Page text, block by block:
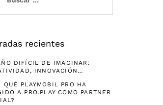
recientes
DIFÍCIL DE IMAGINAR:
INNOVACIÓN…
QUÉ PLAYMOBIL PRO HA
A PRO.PLAY COMO PARTNER